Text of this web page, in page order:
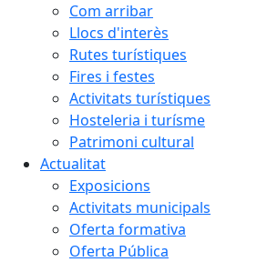
Com arribar
Llocs d'interès
Rutes turístiques
Fires i festes
Activitats turístiques
Hosteleria i turísme
Patrimoni cultural
Actualitat
Exposicions
Activitats municipals
Oferta formativa
Oferta Pública